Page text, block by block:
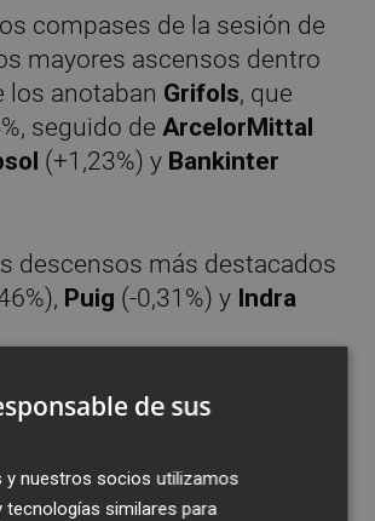
compases de la sesión de
mayores ascensos dentro
los anotaban Grifols, que
seguido deArcelorMittal
(+1,23%) y Bankinter
descensos más destacados
Puig (-0,31%) y Indra
Bolsas europeas abrían la
mixtas. En concreto,
un 0,14%, mientras que
yParíssubían un 0,45%, un
de sus
y nuestros socios utilizamos
tecnologías similares para